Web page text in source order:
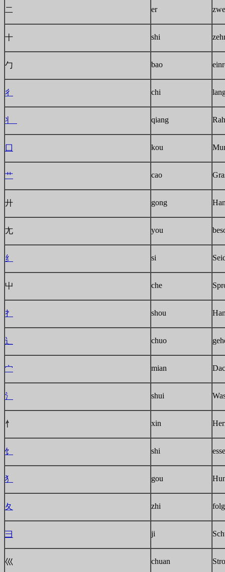
二 er
十 shi
勹 bao
彳 chi
丬 qiang
囗 kou
艹 cao
廾 gong
尢 you
纟 si
屮 che
扌 shou
辶 chuo
宀 mian
氵 shui
忄 xin
饣 shi
犭 gou
夂 zhi
彐 ji
巛 chuan